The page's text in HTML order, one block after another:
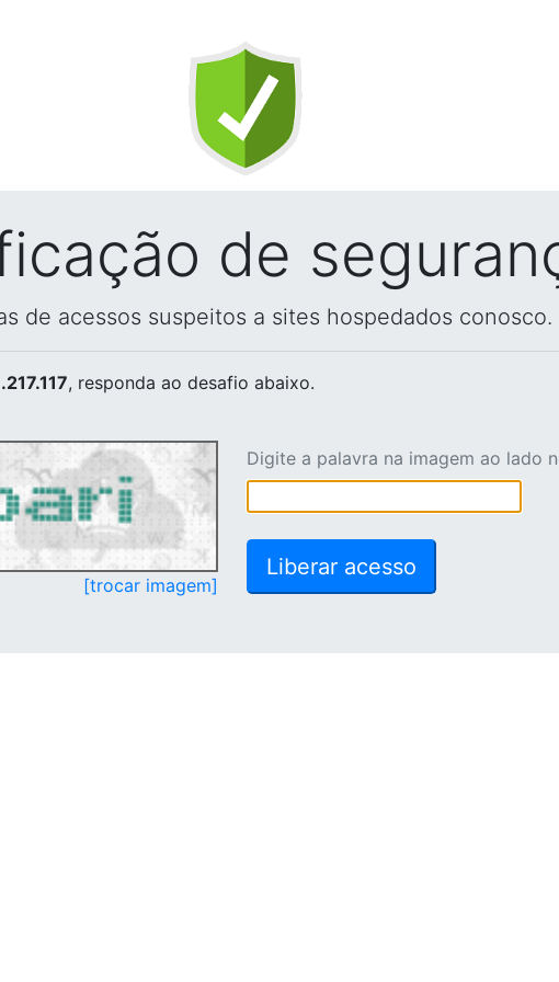
de
de acessos suspeitos a sites hospedados conosco.
, responda ao desafio abaixo.
[trocar imagem]
Digite a palavra na imagem ao lado